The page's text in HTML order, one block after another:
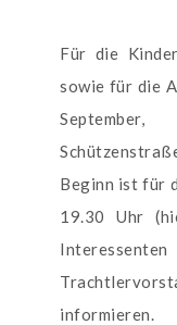
Für die
sowie für die
Beginn ist für
19.30 Uhr
informieren.